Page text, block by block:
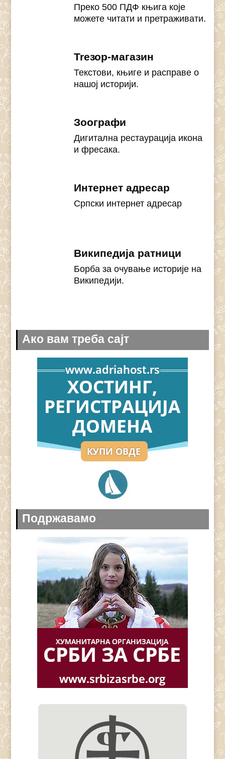
Преко 500 ПДФ књига које
можете читати и претраживати.
Treзор-магазин
Текстови, књиге и расправе о
нашој историји.
Зоографи
Дигитална рестаурација икона
и фресака.
Интернет адресар
Српски интернет адресар
Википедија ратници
Борба за очување историје на
Википедији.
Ако вам треба сајт
Подржавамо